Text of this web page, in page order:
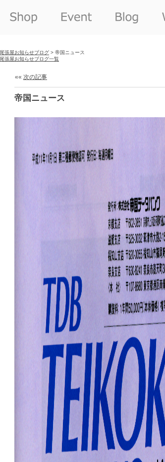
尾張屋お知らせブログ > 帝国ニュース
尾張屋お知らせブログ一覧
«« 次の記事
帝国ニュース